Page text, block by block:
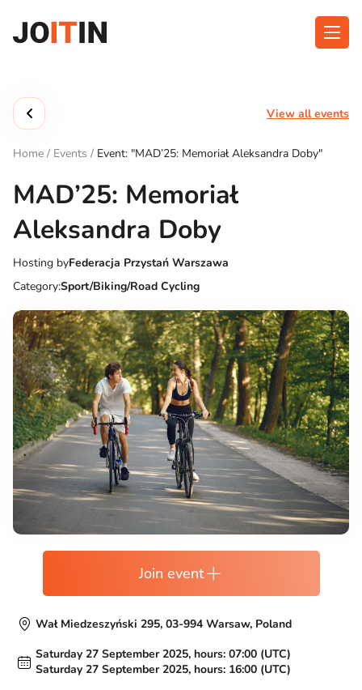
content
Get the App:
View all events
Home / Events / Event: "MAD’25: Memoriał Aleksandra Doby"
MAD’25: Memoriał
Aleksandra Doby
Hosting byFederacja Przystań Warszawa
Category:Sport/Biking/Road Cycling
Join event
Wał Miedzeszyński 295, 03-994 Warsaw, Poland
Saturday 27 September 2025, hours: 07:00 (UTC)
Saturday 27 September 2025, hours: 16:00 (UTC)